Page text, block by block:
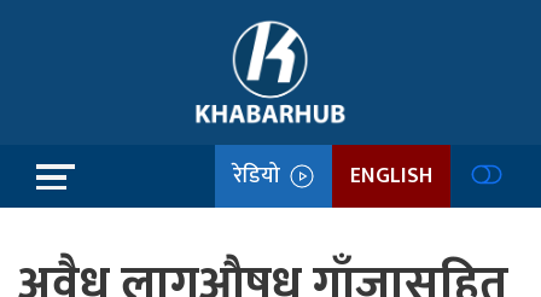
रेडियो ENGLISH